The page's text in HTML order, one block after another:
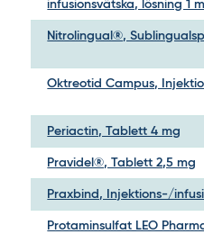
infusionsvätska, lösning 1
Nitrolingual®,
Oktreotid Campus,
Periactin, Tablett 4 mg
Pravidel®, Tablett 2,5 mg
Praxbind, Injektions-/
Protaminsulfat LEO